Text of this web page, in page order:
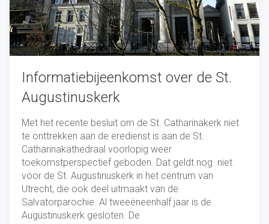
Informatiebijeenkomst over de St.
Augustinuskerk
Met het recente besluit om de St. Catharinakerk niet
te onttrekken aan de eredienst is aan de St.
Catharinakathedraal voorlopig weer
toekomstperspectief geboden. Dat geldt nog niet
voor de St. Augustinuskerk in het centrum van
Utrecht, die ook deel uitmaakt van de
Salvatorparochie. Al tweeëneenhalf jaar is de
Augustinuskerk gesloten. De